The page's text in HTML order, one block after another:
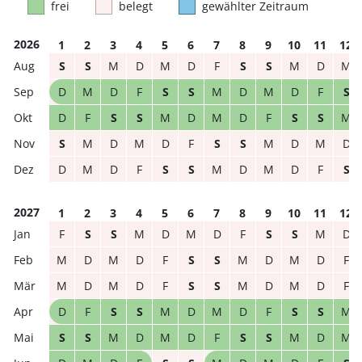
frei belegt gewählter Zeitraum
2026 1 2 3 4 5 6 7 8 9 10 11
12
S
S M D M D F S S M D
M
D
M D F S S M D M D F
S
D
F S S M D M D F S S
M
S
M D M D F S S M D M
D
D
M D F S S M D M D F S
2027 1 2 3 4 5 6 7 8 9 10 11
12
F
S S M D M D F S S M
D
M
D M D F S S M D M D
F
M
D M D F S S M D M D
F
D
F S S M D M D F S S
M
S
S M D M D F S S M D
M